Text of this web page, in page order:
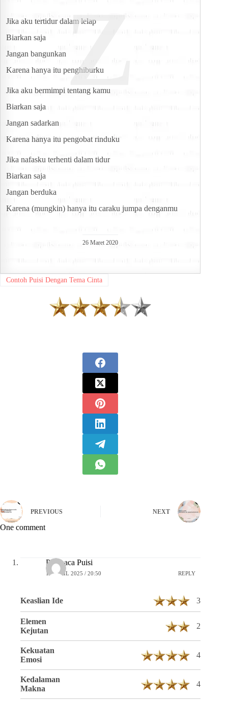
Jika aku tertidur dalam lelap
Biarkan saja
Jangan bangunkan
Karena hanya itu penghiburku
Jika aku bermimpi tentang kamu
Biarkan saja
Jangan sadarkan
Karena hanya itu pengobat rinduku
Jika nafasku terhenti dalam tidur
Biarkan saja
Jangan berduka
Karena (mungkin) hanya itu caraku jumpa denganmu
26 Maret 2020
Contoh Puisi Dengan Tema Cinta
PREVIOUS NEXT
One comment
Pembaca Puisi
16 APRIL 2025 / 20:50 REPLY
Keaslian Ide 3
Elemen
Kejutan
2
Kekuatan
Emosi
4
Kedalaman
Makna
4